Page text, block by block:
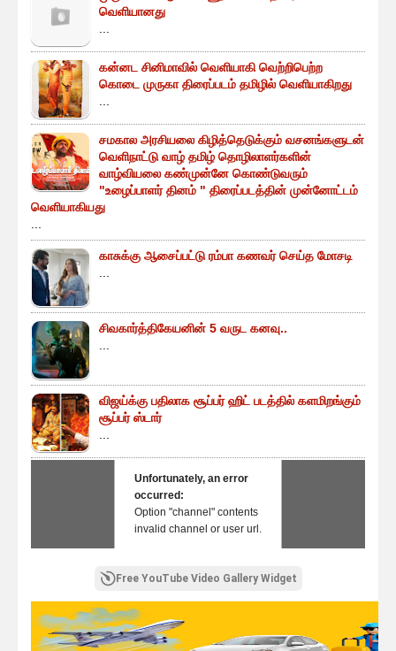
வெளியானது
கன்னட சினிமாவில் வெளியாகி வெற்றிபெற்ற
கொடை முருகா திரைப்படம் தமிழில் வெளியாகிறது
சமகால அரசியலை கிழித்தெடுக்கும் வசனங்களுடன்
வெளிநாட்டு வாழ் தமிழ் தொழிலாளர்களின்
வாழ்வியலை கண்முன்னே கொண்டுவரும்
"உழைப்பாளர் தினம் " திரைப்படத்தின் முன்னோட்டம்
வெளியாகியது
காசுக்கு ஆசைப்பட்டு ரம்பா கணவர் செய்த மோசடி
சிவகார்த்திகேயனின் 5 வருட கனவு..
விஜய்க்கு பதிலாக சூப்பர் ஹிட் படத்தில் களமிறங்கும்
சூப்பர் ஸ்டார்
Unfortunately, an error
occurred:
Option "channel" contents
invalid channel or user url.
Free YouTube Video Gallery Widget